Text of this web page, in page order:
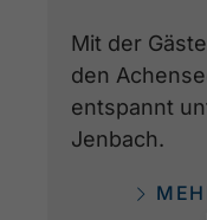
Mit der
den
entspannt
Jenbach.